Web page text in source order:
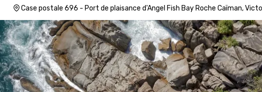
Case postale 696 - Port de plaisance d'Angel Fish Bay Roche Caïman,